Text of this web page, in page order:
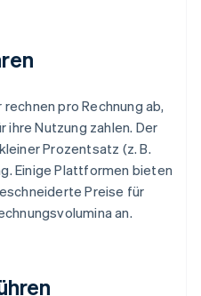
pro Rechnung ab,
ihre Nutzung zahlen. Der
Prozentsatz (z. B.
Einige Plattformen bieten
Preise für
an.